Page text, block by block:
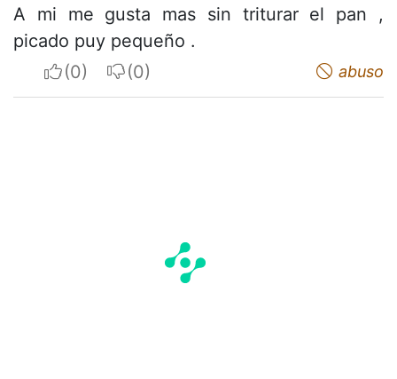
A mi me gusta mas sin triturar el pan ,
picado puy pequeño .
I apreciateI do not appreciate abuso